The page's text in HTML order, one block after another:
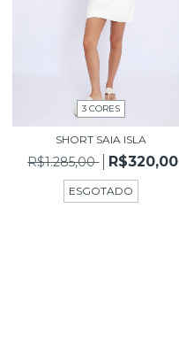
3 CORES
SHORT SAIA ISLA
R$1.285,00 R$320,00
ESGOTADO